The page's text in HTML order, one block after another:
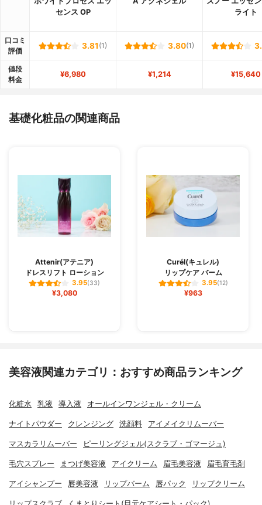
センス OP
ライト
口コミ
評価
3.81 (1) 3.80(1)
値段
料金
¥6,980 ¥1,214 ¥15,640
基礎化粧品の関連商品
Attenir(アテニア)
ドレスリフト ローション
3.95(33)
¥3,080
Curél(キュレル)
リップケア バーム
3.95(12)
¥963
美容液関連カテゴリ：おすすめ商品ランキング
化粧水 乳液 導入液 オールインワンジェル・クリーム
ナイトパウダー クレンジング 洗顔料 アイメイクリムーバー
マスカラリムーバー ピーリングジェル(スクラブ・ゴマージュ)
毛穴スプレー まつげ美容液 アイクリーム 眉毛美容液 眉毛育毛剤
アイシャンプー 唇美容液 リップバーム 唇パック リップクリーム